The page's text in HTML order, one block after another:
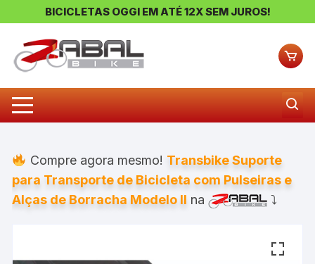
BICICLETAS OGGI EM ATÉ 12X SEM JUROS!
Compre agora mesmo! Transbike Suporte
para Transporte de Bicicleta com Pulseiras e
Alças de Borracha Modelo II na ⤵